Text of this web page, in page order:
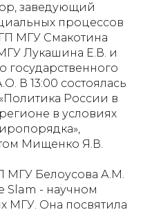
заведующий
процессов
МГУ Смакотина
Лукашина Е.В. и
государственного
В 13:00 состоялась
России в
в условиях
Мищенко Я.В.
МГУ Белоусова А.М.
Slam - научном
МГУ. Она посвятила